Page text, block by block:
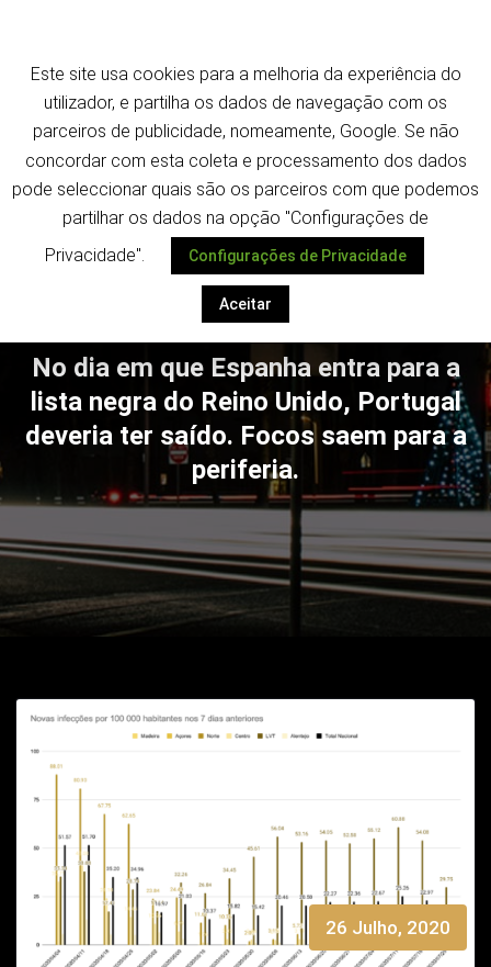
conteúdo
Despoletar
No dia em que Espanha entra para a
lista negra do Reino Unido, Portugal
deveria ter saído. Focos saem para a
periferia.
26 Julho, 2020
Este site usa cookies para a melhoria da experiência do
utilizador, e partilha os dados de navegação com os
parceiros de publicidade, nomeamente, Google. Se não
concordar com esta coleta e processamento dos dados
pode seleccionar quais são os parceiros com que podemos
partilhar os dados na opção "Configurações de
Privacidade".
Configurações de Privacidade
Aceitar